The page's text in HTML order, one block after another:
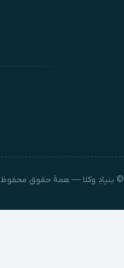
© بنیادِ وکلا — همهٔ حقوق